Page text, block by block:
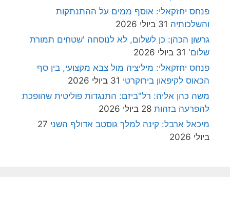
פנחס יחזקאלי: אוסף ממים על ההתנתקות
והשלכותיה 31 ביולי 2026
גרשון הכהן: כן לשלום, לא לנוסחה 'שטחים תמורת
שלום' 31 ביולי 2026
פנחס יחזקאלי: מיליציה מול צבא מקצועי, בין סף
הכאוס לקיפאון בירוקרטי 31 ביולי 2026
משה כהן אליה: רל"ביזם: התנגדות פוליטית שהופכת
להפרעה בזהות 28 ביולי 2026
מיכאל ארבל: קינה למלך גוסטב אדולף השני 27
ביולי 2026